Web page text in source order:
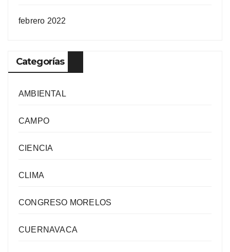
febrero 2022
Categorías
AMBIENTAL
CAMPO
CIENCIA
CLIMA
CONGRESO MORELOS
CUERNAVACA